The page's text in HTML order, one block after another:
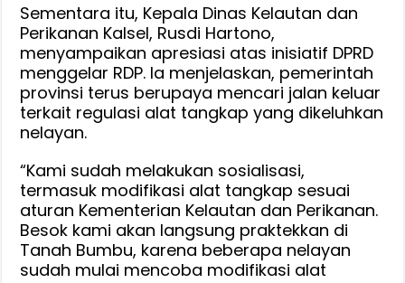
Sementara itu, Kepala Dinas Kelautan dan
Perikanan Kalsel, Rusdi Hartono,
menyampaikan apresiasi atas inisiatif DPRD
menggelar RDP. Ia menjelaskan, pemerintah
provinsi terus berupaya mencari jalan keluar
terkait regulasi alat tangkap yang dikeluhkan
nelayan.
“Kami sudah melakukan sosialisasi,
termasuk modifikasi alat tangkap sesuai
aturan Kementerian Kelautan dan Perikanan.
Besok kami akan langsung praktekkan di
Tanah Bumbu, karena beberapa nelayan
sudah mulai mencoba modifikasi alat